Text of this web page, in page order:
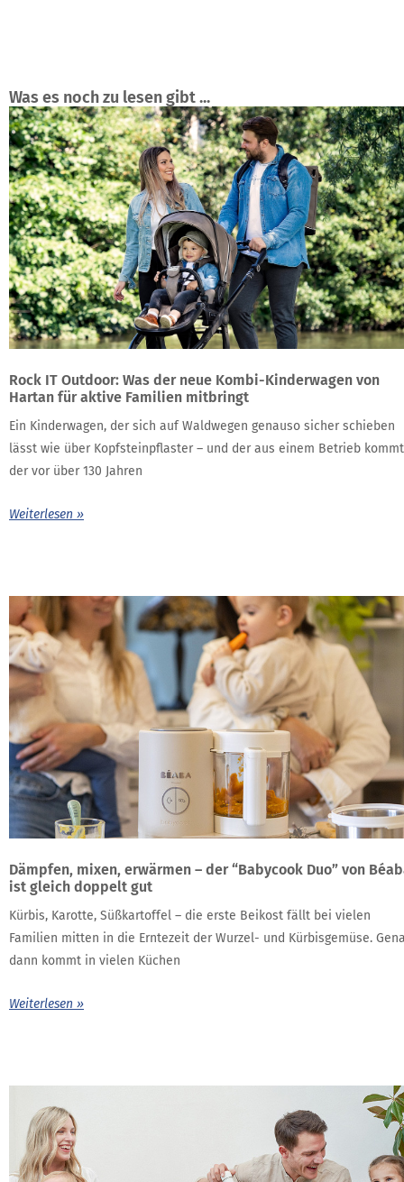
Was es noch zu lesen gibt ...
Rock IT Outdoor: Was der neue Kombi-Kinderwagen von
Hartan für aktive Familien mitbringt
Ein Kinderwagen, der sich auf Waldwegen genauso sicher schieben
lässt wie über Kopfsteinpflaster – und der aus einem Betrieb
der vor über 130 Jahren
Weiterlesen »
Dämpfen, mixen, erwärmen – der “Babycook Duo” von
ist gleich doppelt gut
Kürbis, Karotte, Süßkartoffel – die erste Beikost fällt bei vielen
Familien mitten in die Erntezeit der Wurzel- und Kürbisgemüse.
dann kommt in vielen Küchen
Weiterlesen »